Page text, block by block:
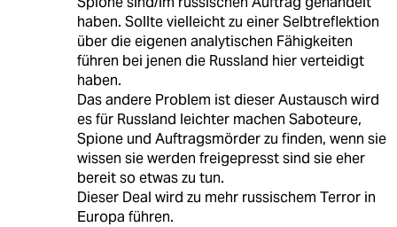
haben. Sollte vielleicht zu einer Selbtreflektion
über die eigenen analytischen Fähigkeiten
führen bei jenen die Russland hier verteidigt
haben.
Das andere Problem ist dieser Austausch wird
es für Russland leichter machen Saboteure,
Spione und Auftragsmörder zu finden, wenn sie
wissen sie werden freigepresst sind sie eher
bereit so etwas zu tun.
Dieser Deal wird zu mehr russischem Terror in
Europa führen.